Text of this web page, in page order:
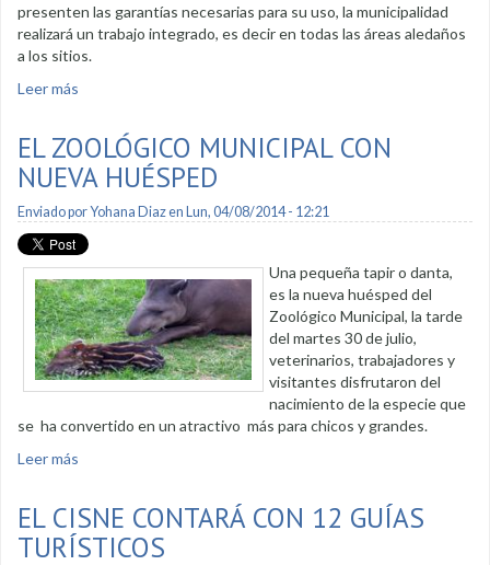
presenten las garantías necesarias para su uso, la municipalidad
realizará un trabajo integrado, es decir en todas las áreas aledaños
a los sitios.
Leer más
EL ZOOLÓGICO MUNICIPAL CON
NUEVA HUÉSPED
Enviado porYohana Diazen Lun, 04/08/2014 - 12:21
Una pequeña tapir o danta,
es la nueva huésped del
Zoológico Municipal, la tarde
del martes 30 de julio,
veterinarios, trabajadores y
visitantes disfrutaron del
nacimiento de la especie que
se ha convertido en un atractivo más para chicos y grandes.
Leer más
EL CISNE CONTARÁ CON 12 GUÍAS
TURÍSTICOS